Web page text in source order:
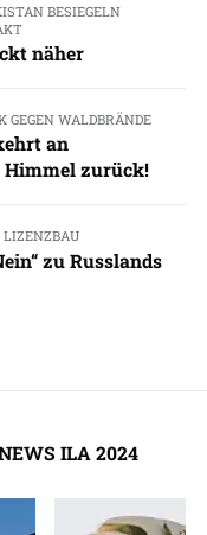
BESIEGELN
näher
GEGEN WALDBRÄNDE
an
Himmel zurück!
LIZENZBAU
zu Russlands
ILA 2024